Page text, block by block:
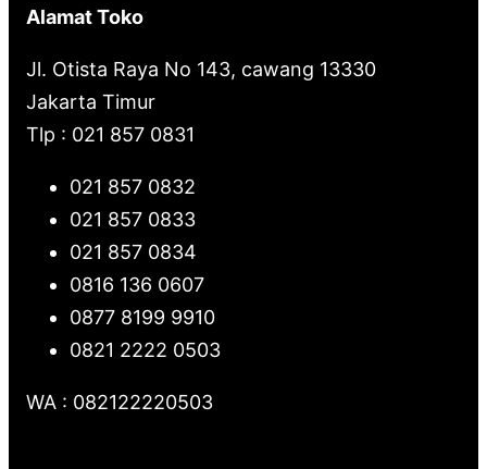
Alamat Toko
Jl. Otista Raya No 143, cawang 13330
Jakarta Timur
Tlp : 021 857 0831
021 857 0832
021 857 0833
021 857 0834
0816 136 0607
0877 8199 9910
0821 2222 0503
WA : 082122220503